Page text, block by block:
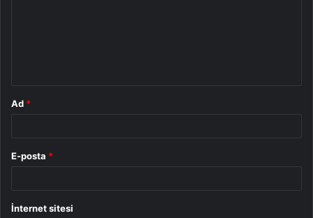
Ad *
E-posta *
İnternet sitesi